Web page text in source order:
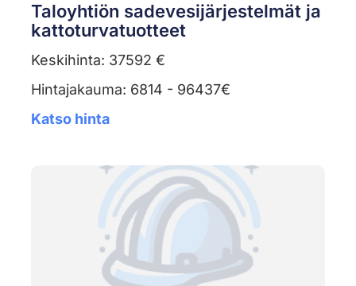
Taloyhtiön sadevesijärjestelmät ja
kattoturvatuotteet
Keskihinta: 37592 €
Hintajakauma: 6814 - 96437€
Katso hinta